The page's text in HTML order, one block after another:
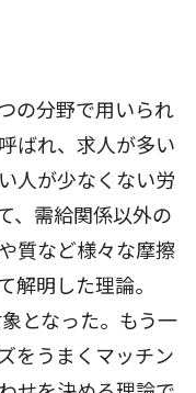
の分野で用いられ
ばれ、求人が多い
人が少なくない労
、需給関係以外の
質など様々な摩擦
解明した理論。
となった。もう一
をうまくマッチン